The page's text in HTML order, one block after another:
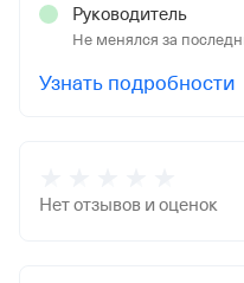
Руководитель
Не менялся за
Узнать подробности
Нет отзывов и оценок